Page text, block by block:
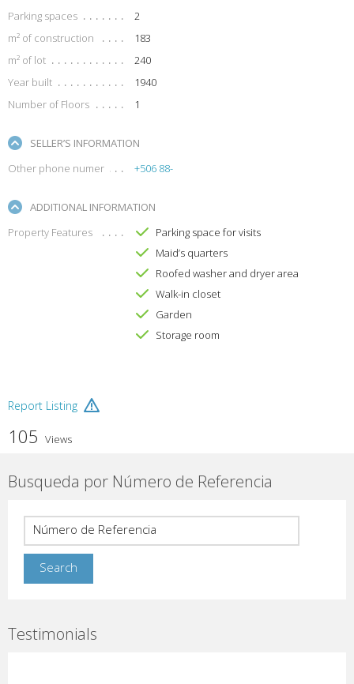
Parking spaces
2
m² of construction
183
m² of lot
240
Year built
1940
Number of Floors
1
SELLER’S INFORMATION
Other phone numer
+506 88-
ADDITIONAL INFORMATION
Property Features
Parking space for visits
Maid’s quarters
Roofed washer and dryer area
Walk-in closet
Garden
Storage room
Report Listing
105 Views
Busqueda por Número de Referencia
Testimonials